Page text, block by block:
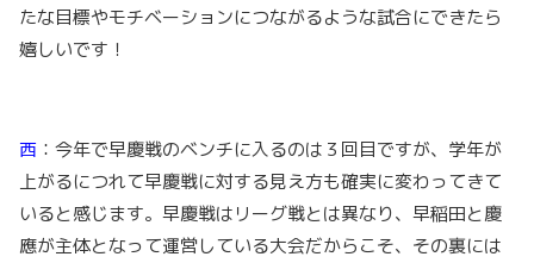
たな目標やモチベーションにつながるような試合にできたら
嬉しいです！
西 ：今年で早慶戦のベンチに入るのは３回目ですが、学年が
上がるにつれて早慶戦に対する見え方も確実に変わってきて
いると感じます。早慶戦はリーグ戦とは異なり、早稲田と慶
應が主体となって運営している大会だからこそ、その裏には